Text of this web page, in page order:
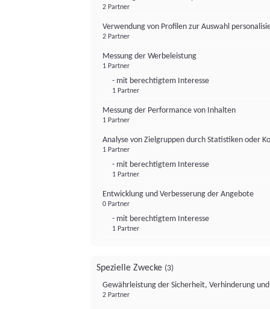
2 Partner
Verwendung von Profilen zur Auswahl
2 Partner
Messung der Werbeleistung
1 Partner
- mit berechtigtem Interesse
1 Partner
Messung der Performance von Inhalten
1 Partner
Analyse von Zielgruppen durch Statistiken oder
1 Partner
- mit berechtigtem Interesse
1 Partner
Entwicklung und Verbesserung der Angebote
0 Partner
- mit berechtigtem Interesse
1 Partner
Spezielle Zwecke (3)
Gewährleistung der Sicherheit, Verhinderung
2 Partner